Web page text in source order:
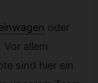
oder
allem
sind hier ein